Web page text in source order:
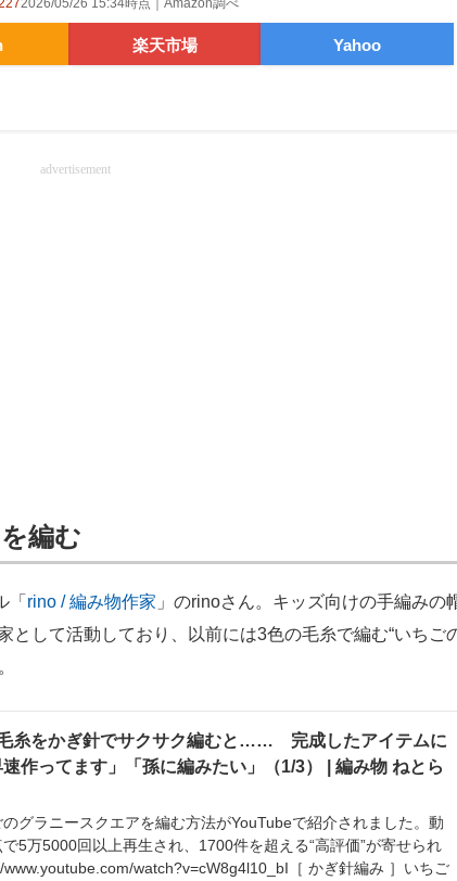
2026/05/26 15:34時点｜Amazon調べ
楽天市場 Yahoo
advertisement
編む
「 rino / 編み物作家 」のrinoさん。キッズ向けの手編みの
として活動しており、以前には3色の毛糸で編む“いちご
糸をかぎ針でサクサク編むと…… 完成したアイテムに
速作ってます」「孫に編みたい」（1/3） | 編み物 ねとら
グラニースクエアを編む方法がYouTubeで紹介されました。動
5万5000回以上再生され、1700件を超える“高評価”が寄せられ
watch?v=cW8g4l10_bI［ かぎ針編み ］いちご